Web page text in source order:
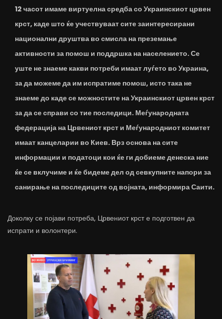
12 часот имаме виртуелна средба со Украинскиот црвен
крст, каде што ќе учествуваат сите заинтересирани
национални друштва во смисла на преземање
активности за помош и поддршка на населението. Се
уште не знаеме какви потреби имаат луѓето во Украина,
за да можеме да им испратиме помош, исто така не
знаеме до каде се можностите на Украинскиот црвен крст
за да се справи со тие последици. Меѓународната
федерација на Црвениот крст и Меѓународниот комитет
имаат канцеларии во Киев. Врз основа на сите
информации и податоци кои ќе ги добиеме денеска ние
ќе се вклучиме и ќе бидеме дел од севкупните напори за
санирање на последиците од војната, информира Саити.
Доколку се појави потреба, Црвениот крст е подготвен да
испрати и волонтери.